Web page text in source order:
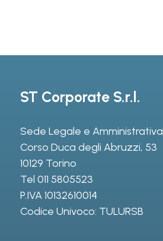
ST Corporate S.r.l.
Sede Legale e Amministrativa
Corso Duca degli Abruzzi, 53
10129 Torino
Tel 011 5805523
P.IVA 10132610014
Codice Univoco: TULURSB